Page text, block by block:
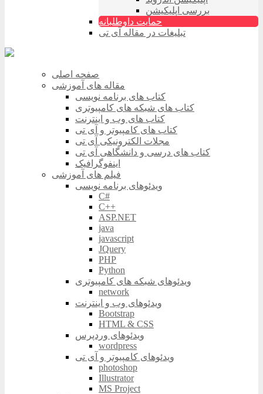
بررسی اپلیکیشن
حمایت داوطلبانه
تبلیغات در مقاله آی تی
صفحه اصلی
مقاله های آموزشی
کتاب های برنامه نویسی
کتاب های شبکه های کامپیوتری
کتاب های وب و اینترنت
کتاب های کامپیوتر و آی تی
مجلات الکترونیکی آی تی
کتاب های درسی و دانشگاهی آی تی
اینفوگرافیک
فیلم های آموزشی
ویدئوهای برنامه نویسی
C#
C++
ASP.NET
java
javascript
JQuery
PHP
Python
ویدئوهای شبکه های کامپیوتری
network
ویدئوهای وب و اینترنت
Bootstrap
HTML & CSS
ویدئوهای وردپرس
wordpress
ویدئوهای کامپیوتر و آی تی
photoshop
Illustrator
MS Project